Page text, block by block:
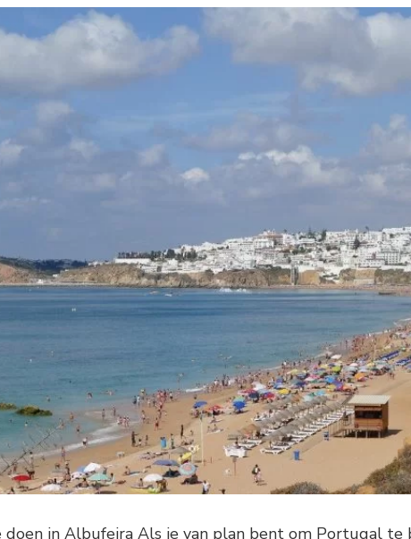
in Albufeira Als je van plan bent om Portugal te